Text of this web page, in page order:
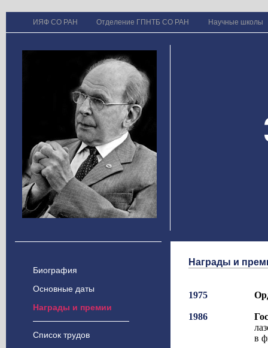
ИЯФ СО РАН Отделение ГПНТБ СО РАН Научные школы
Биография
Основные даты
Награды и премии
Список трудов
Награды и
1975
1986
в